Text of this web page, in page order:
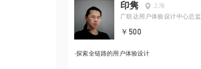
印隽
上海
广联达用户体验设计中心总监
￥500
·探索全链路的用户体验设计